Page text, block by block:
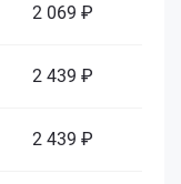
2 069 ₽
2 439 ₽
2 439 ₽